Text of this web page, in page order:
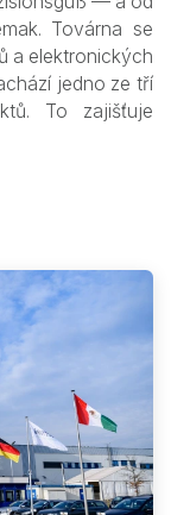
Továrna se
a elektronických
jedno ze tří
To zajišťuje